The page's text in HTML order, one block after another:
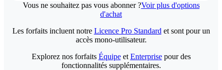
Vous ne souhaitez pas vous abonner ?Voir plus d'options
d'achat
Les forfaits incluent notre Licence Pro Standard et sont pour un
accès mono-utilisateur.
Explorez nos forfaits Équipeet Enterprisepour des
fonctionnalités supplémentaires.